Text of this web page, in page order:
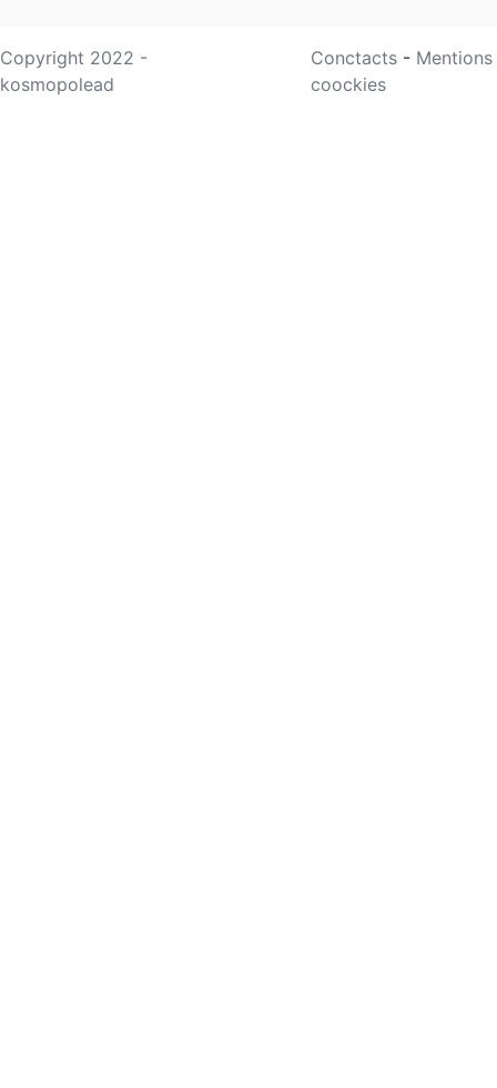
Copyright 2022 -
kosmopolead
Conctacts -
coockies